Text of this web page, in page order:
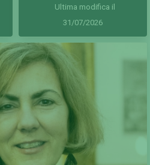
Ultima modifica il
31/07/2026